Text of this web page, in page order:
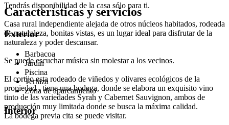
Tendrás disponibilidad de la casa sólo para ti.
Casa rural independiente alejada de otros núcleos habitados, rodeada
de naturaleza, bonitas vistas, es un lugar ideal para disfrutar de la
naturaleza y poder descansar.
Se puede escuchar música sin molestar a los vecinos.
El cortijo esta rodeado de viñedos y olivares ecológicos de la
propiedad , tiene una bodega, donde se elabora un exquisito vino
tinto de las variedades Syrah y Cabernet Sauvignon, ambos de
producción muy limitada donde se busca la máxima calidad.
La bodega previa cita se puede visitar.
Características y servicios
Exterior
Barbacoa
Jardín
Piscina
Terraza
Zona de aparcamiento
Interior